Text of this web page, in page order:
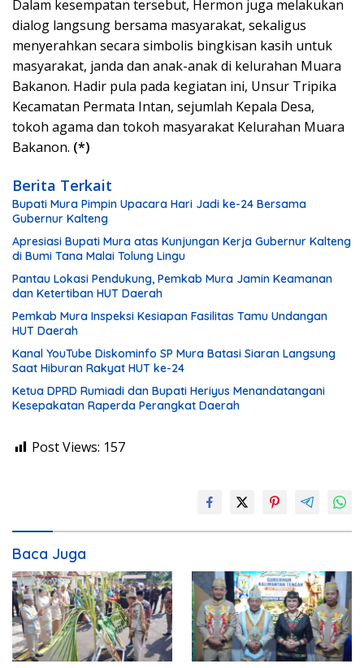
Dalam kesempatan tersebut, Hermon juga melakukan
dialog langsung bersama masyarakat, sekaligus
menyerahkan secara simbolis bingkisan kasih untuk
masyarakat, janda dan anak-anak di kelurahan Muara
Bakanon. Hadir pula pada kegiatan ini, Unsur Tripika
Kecamatan Permata Intan, sejumlah Kepala Desa,
tokoh agama dan tokoh masyarakat Kelurahan Muara
Bakanon. (*)
Berita Terkait
Bupati Mura Pimpin Upacara Hari Jadi ke-24 Bersama
Gubernur Kalteng
Apresiasi Bupati Mura atas Kunjungan Kerja Gubernur Kalteng
di Bumi Tana Malai Tolung Lingu
Pantau Lokasi Pendukung, Pemkab Mura Jamin Keamanan
dan Ketertiban HUT Daerah
Pemkab Mura Inspeksi Kesiapan Fasilitas Tamu Undangan
HUT Daerah
Kanal YouTube Diskominfo SP Mura Batasi Siaran Langsung
Saat Hiburan Rakyat HUT ke-24
Ketua DPRD Rumiadi dan Bupati Heriyus Menandatangani
Kesepakatan Raperda Perangkat Daerah
Post Views: 157
Baca Juga